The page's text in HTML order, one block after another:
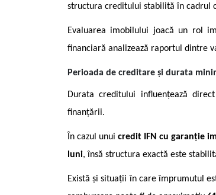
structura creditului stabilită în cadrul
Evaluarea imobilului joacă un rol
financiară analizează raportul dintre
Perioada de creditare și durata
Durata creditului influențează
finanțării.
În cazul unui credit IFN cu garanție
luni, însă structura exactă este
Există și situații în care împrumutul